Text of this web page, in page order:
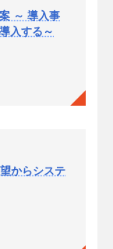
～ 導入事
入する～
からシステ